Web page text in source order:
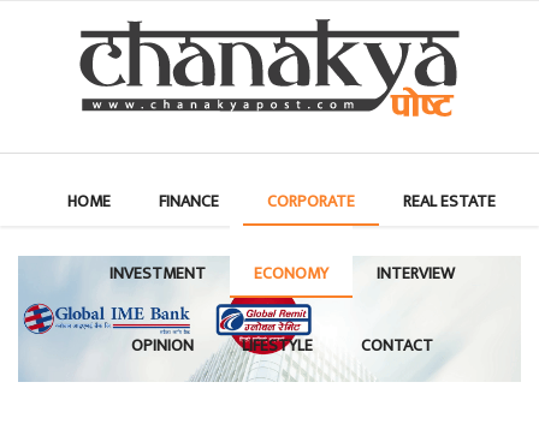
HOME FINANCE CORPORATE REAL ESTATE
INVESTMENT ECONOMY INTERVIEW
OPINION LIFESTYLE CONTACT